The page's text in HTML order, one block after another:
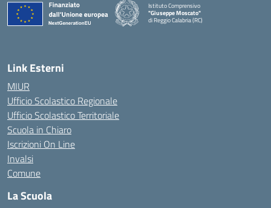
Istituto Comprensivo
"Giuseppe Moscato"
di Reggio Calabria (RC)
— Visita la pagina iniziale della scuola
Link Esterni
MIUR
Ufficio Scolastico Regionale
Ufficio Scolastico Territoriale
Scuola in Chiaro
Iscrizioni On Line
Invalsi
Comune
La Scuola